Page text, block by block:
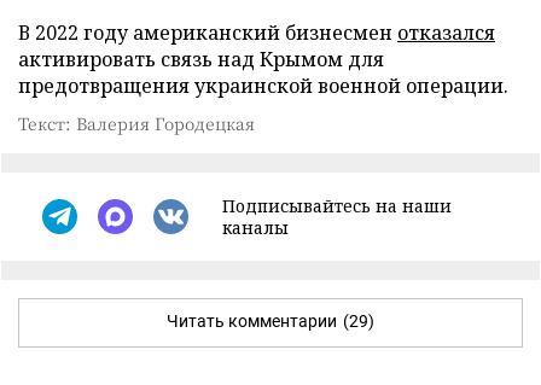
В 2022 году американский бизнесмен отказался
активировать связь над Крымом для
предотвращения украинской военной операции.
Текст: Валерия Городецкая
Подписывайтесь на наши
каналы
Читать комментарии (29)